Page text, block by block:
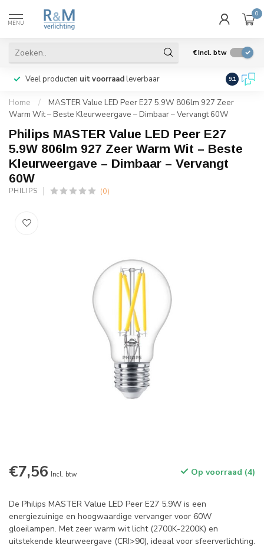
MENU
0
€Incl. btw
Veel producten uit voorraadleverbaar Wij
9.1
Home /
MASTER Value LED Peer E27 5.9W 806lm 927 Zeer
Warm Wit – Beste Kleurweergave – Dimbaar – Vervangt 60W
Philips MASTER Value LED Peer E27
5.9W 806lm 927 Zeer Warm Wit – Beste
Kleurweergave – Dimbaar – Vervangt
60W
PHILIPS (0)
€7,56 Incl. btw Op voorraad (4)
De Philips MASTER Value LED Peer E27 5.9W is een
energiezuinige en hoogwaardige vervanger voor 60W
gloeilampen. Met zeer warm wit licht (2700K-2200K) en
uitstekende kleurweergave (CRI>90), ideaal voor sfeerverlichting.